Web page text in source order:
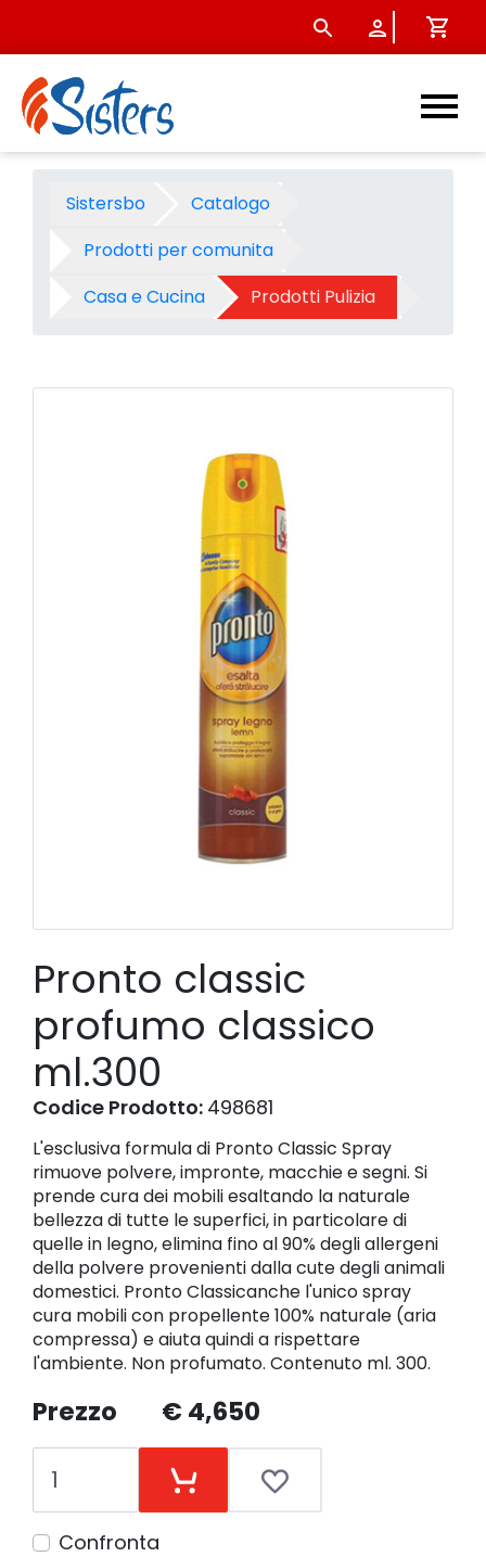
Pronto classic profumo
Sistersbo
Catalogo
Prodotti per comunita
Casa e Cucina
Prodotti Pulizia
Pronto classic
profumo classico
ml.300
Codice Prodotto: 498681
L'esclusiva formula di Pronto Classic Spray
rimuove polvere, impronte, macchie e segni. Si
prende cura dei mobili esaltando la naturale
bellezza di tutte le superfici, in particolare di
quelle in legno, elimina fino al 90% degli allergeni
della polvere provenienti dalla cute degli animali
domestici. Pronto Classicanche l'unico spray
cura mobili con propellente 100% naturale (aria
compressa) e aiuta quindi a rispettare
l'ambiente. Non profumato. Contenuto ml. 300.
Prezzo € 4,650
Confronta